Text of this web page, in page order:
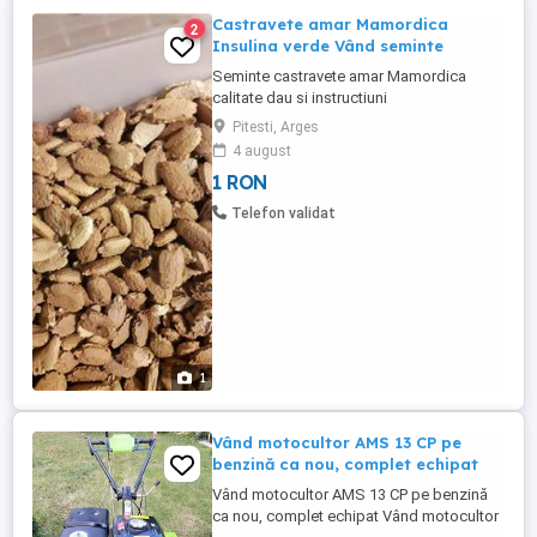
1
2
Castravete amar Mamordica
Insulina verde Vând seminte
Seminte castravete amar Mamordica
calitate dau si instructiuni
Pitesti, Arges
4 august
1 RON
Telefon validat
Vând motocultor AMS 13 CP pe
benzină ca nou, complet echipat
Vând motocultor AMS 13 CP pe benzină
ca nou, complet echipat Vând motocultor